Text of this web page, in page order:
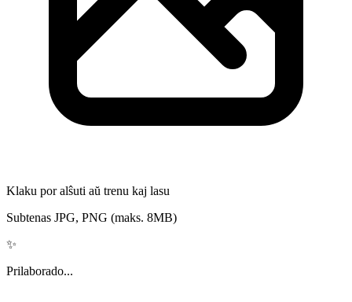
Klaku por alŝuti aŭ trenu kaj lasu
Subtenas JPG, PNG (maks. 8MB)
✨
Prilaborado...